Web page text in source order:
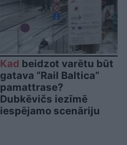
Kad beidzot varētu būt
gatava “Rail Baltica”
pamattrase?
Dubkēvičs iezīmē
iespējamo scenāriju